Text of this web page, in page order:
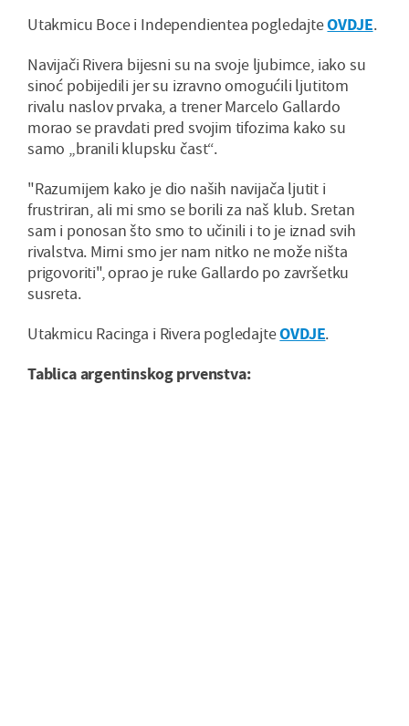
Utakmicu Boce i Independientea pogledajteOVDJE.
Navijači Rivera bijesni su na svoje ljubimce, iako su
sinoć pobijedili jer su izravno omogućili ljutitom
rivalu naslov prvaka, a trener Marcelo Gallardo
morao se pravdati pred svojim tifozima kako su
samo „branili klupsku čast“.
"Razumijem kako je dio naših navijača ljutit i
frustriran, ali mi smo se borili za naš klub. Sretan
sam i ponosan što smo to učinili i to je iznad svih
rivalstva. Mirni smo jer nam nitko ne može ništa
prigovoriti", oprao je ruke Gallardo po završetku
susreta.
Utakmicu Racinga i Rivera pogledajteOVDJE.
Tablica argentinskog prvenstva: